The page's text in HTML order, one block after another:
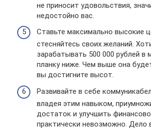
не приносит удовольствия,
недостойно вас.
Ставьте максимально высокие
стесняйтесь своих желаний.
зарабатывать 500 000 рублей в
планку ниже. Чем выше она
вы достигните высот.
Развивайте в себе
владея этим навыком,
достаток и улучшить
практически невозможно. Дело